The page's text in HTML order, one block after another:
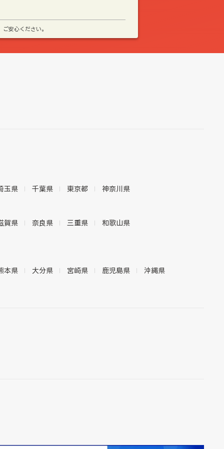
安心ください。
玉県 千葉県 東京都 神奈川県
賀県 奈良県 三重県 和歌山県
本県 大分県 宮崎県 鹿児島県 沖縄県